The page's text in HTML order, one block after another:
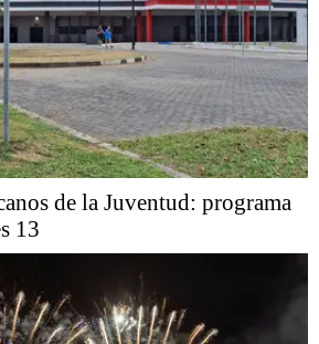
de la Juventud: programa
13